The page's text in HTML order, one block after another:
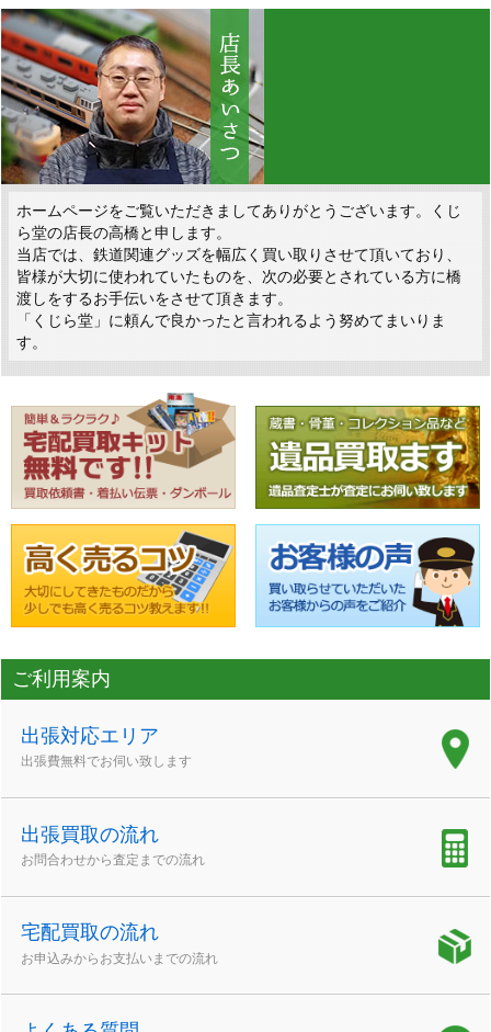
ホームページをご覧いただきましてありがとうございます。くじ
ら堂の店長の高橋と申します。
当店では、鉄道関連グッズを幅広く買い取りさせて頂いており、
皆様が大切に使われていたものを、次の必要とされている方に橋
渡しをするお手伝いをさせて頂きます。
「くじら堂」に頼んで良かったと言われるよう努めてまいりま
す。
ご利用案内
出張対応エリア
出張費無料でお伺い致します
出張買取の流れ
お問合わせから査定までの流れ
宅配買取の流れ
お申込みからお支払いまでの流れ